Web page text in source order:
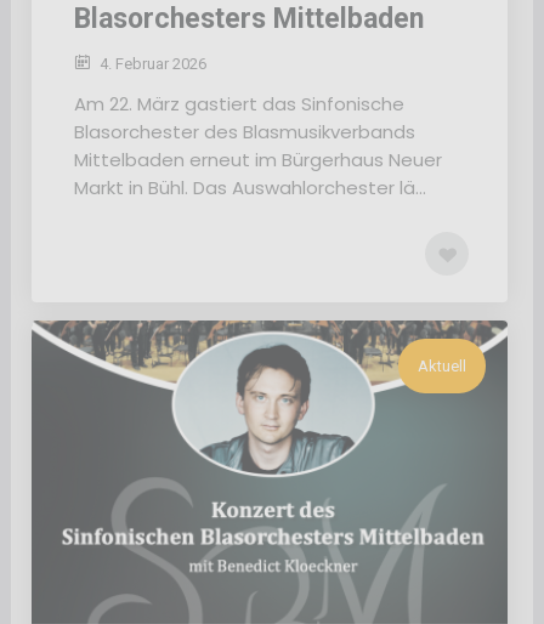
Blasorchesters Mittelbaden
4. Februar 2026
Am 22. März gastiert das Sinfonische
Blasorchester des Blasmusikverbands
Mittelbaden erneut im Bürgerhaus Neuer
Markt in Bühl. Das Auswahlorchester lä...
Aktuell